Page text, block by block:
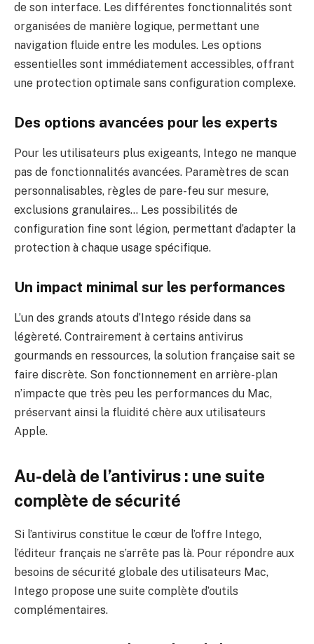
de son interface. Les différentes fonctionnalités sont
organisées de manière logique, permettant une
navigation fluide entre les modules. Les options
essentielles sont immédiatement accessibles, offrant
une protection optimale sans configuration complexe.
Des options avancées pour les experts
Pour les utilisateurs plus exigeants, Intego ne manque
pas de fonctionnalités avancées. Paramètres de scan
personnalisables, règles de pare-feu sur mesure,
exclusions granulaires… Les possibilités de
configuration fine sont légion, permettant d’adapter la
protection à chaque usage spécifique.
Un impact minimal sur les performances
L’un des grands atouts d’Intego réside dans sa
légèreté. Contrairement à certains antivirus
gourmands en ressources, la solution française sait se
faire discrète. Son fonctionnement en arrière-plan
n’impacte que très peu les performances du Mac,
préservant ainsi la fluidité chère aux utilisateurs
Apple.
Au-delà de l’antivirus : une suite
complète de sécurité
Si l’antivirus constitue le cœur de l’offre Intego,
l’éditeur français ne s’arrête pas là. Pour répondre aux
besoins de sécurité globale des utilisateurs Mac,
Intego propose une suite complète d’outils
complémentaires.